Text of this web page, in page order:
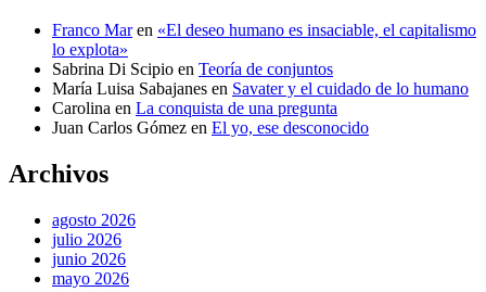
Franco Maren «El deseo humano es insaciable, el capitalismo
lo explota»
Sabrina Di Scipio en Teoría de conjuntos
María Luisa Sabajanes en Savater y el cuidado de lo humano
Carolina en La conquista de una pregunta
Juan Carlos Gómez en El yo, ese desconocido
Archivos
agosto 2026
julio 2026
junio 2026
mayo 2026